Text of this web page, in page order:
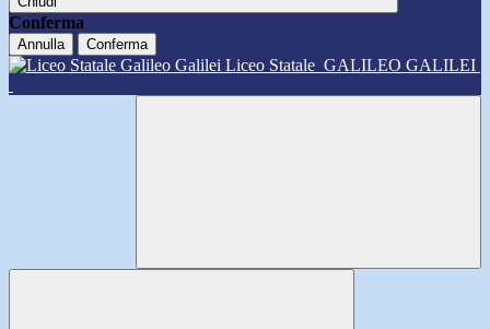
Conferma
Annulla Conferma
Liceo Statale GALILEO GALILEI